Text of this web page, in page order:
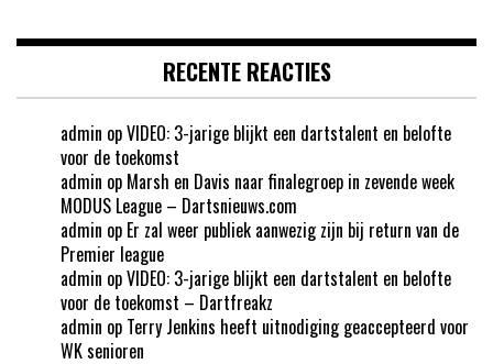
RECENTE REACTIES
admin opVIDEO: 3-jarige blijkt een dartstalent en belofte
voor de toekomst
admin op Marsh en Davis naar finalegroep in zevende week
MODUS League – Dartsnieuws.com
admin op Er zal weer publiek aanwezig zijn bij return van de
Premier league
admin opVIDEO: 3-jarige blijkt een dartstalent en belofte
voor de toekomst – Dartfreakz
admin op Terry Jenkins heeft uitnodiging geaccepteerd voor
WK senioren